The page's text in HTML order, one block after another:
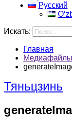
Русский
Искать:
Главная
Медиафайлы
Тяньцзинь